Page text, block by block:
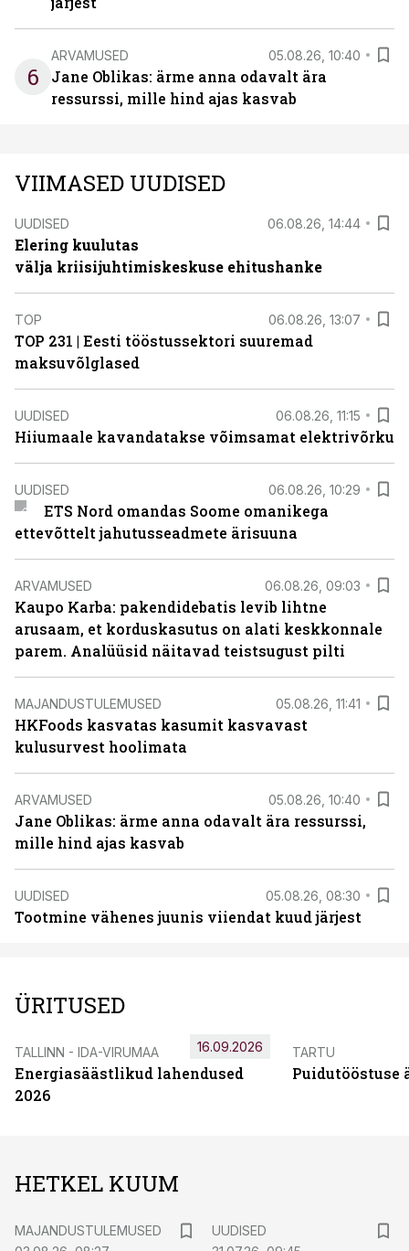
6
ARVAMUSED 05.08.26, 10:40
Jane Oblikas: ärme anna odavalt ära
ressurssi, mille hind ajas kasvab
VIIMASED UUDISED
UUDISED 06.08.26, 14:44
Elering kuulutas
välja kriisijuhtimiskeskuse ehitushanke
TOP 06.08.26, 13:07
TOP 231 | Eesti tööstussektori suuremad
maksuvõlglased
UUDISED 06.08.26, 11:15
Hiiumaale kavandatakse võimsamat elektrivõrku
UUDISED 06.08.26, 10:29
ETS Nord omandas Soome omanikega
ettevõttelt jahutusseadmete ärisuuna
ARVAMUSED 06.08.26, 09:03
Kaupo Karba: pakendidebatis levib lihtne
arusaam, et korduskasutus on alati keskkonnale
parem. Analüüsid näitavad teistsugust pilti
MAJANDUSTULEMUSED 05.08.26, 11:41
HKFoods kasvatas kasumit kasvavast
kulusurvest hoolimata
ARVAMUSED 05.08.26, 10:40
Jane Oblikas: ärme anna odavalt ära ressurssi,
mille hind ajas kasvab
UUDISED 05.08.26, 08:30
Tootmine vähenes juunis viiendat kuud järjest
ÜRITUSED
TALLINN - IDA-VIRUMAA
Energiasäästlikud lahendused
2026
16.09.2026 TARTU
Puidutööstuse
HETKEL KUUM
MAJANDUSTULEMUSED
UUDISED